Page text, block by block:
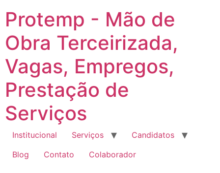
para
conteúdo
Protemp - Mão de
Obra Terceirizada,
Vagas, Empregos,
Prestação de
Serviços
Institucional Serviços
Candidatos
Blog
Contato Colaborador